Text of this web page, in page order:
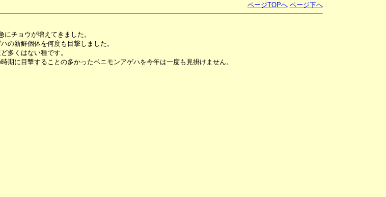
ページTOPへ ページ下へ
にチョウが増えてきました。
の新鮮個体を何度も目撃しました。
多くはない種です。
期に目撃することの多かったベニモンアゲハを今年は一度も見掛けません。